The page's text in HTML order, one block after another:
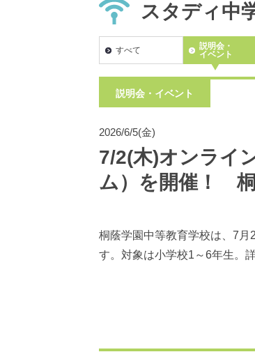
スタディ中
すべて
説明会・
イベント
説明会・イベント
2026/6/5(金)
7/2(木)オンライ
ム）を開催！
桐蔭学園中等教育学校は、7月
す。対象は小学校1～6年生。